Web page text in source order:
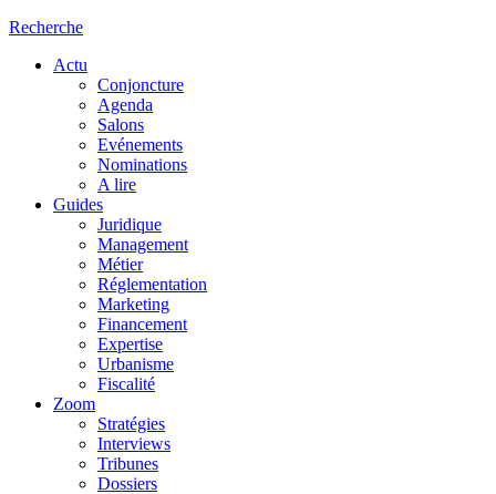
Recherche
Actu
Conjoncture
Agenda
Salons
Evénements
Nominations
A lire
Guides
Juridique
Management
Métier
Réglementation
Marketing
Financement
Expertise
Urbanisme
Fiscalité
Zoom
Stratégies
Interviews
Tribunes
Dossiers